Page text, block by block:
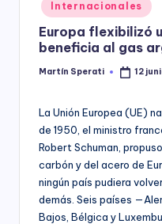
y
in
Internacionales
Europa flexibilizó
beneficia al gas
Posted
Martín Sperati 12
La Unión Europea (UE)
de 1950, el ministro
Robert Schuman,
carbón y del acero de
ningún país pudiera
demás. Seis países
Bajos, Bélgica y